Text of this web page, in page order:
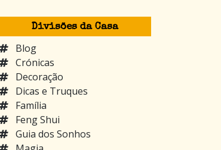
Divisões da Casa
Blog
Crónicas
Decoração
Dicas e Truques
Família
Feng Shui
Guia dos Sonhos